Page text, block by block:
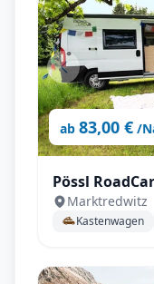
ab 83,00 € /
Pössl
Marktredwitz
Kastenwagen